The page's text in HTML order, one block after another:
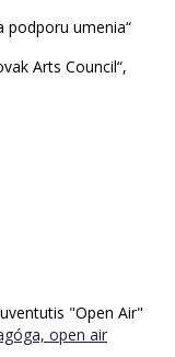
podporu umenia“
Arts Council“,
"Open Air"
open air